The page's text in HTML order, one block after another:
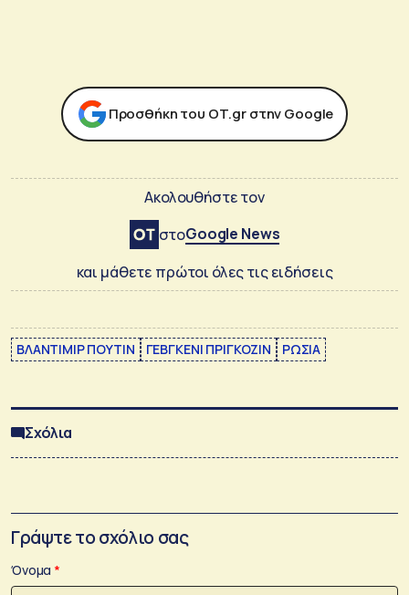
Προσθήκη του ΟΤ.gr στην Google
Ακολουθήστε τον
στοGoogle News
και μάθετε πρώτοι όλες τις ειδήσεις
ΒΛΑΝΤΙΜΙΡ ΠΟΥΤΙΝ ΓΕΒΓΚΕΝΙ ΠΡΙΓΚΟΖΙΝ ΡΩΣΙΑ
Σχόλια
Γράψτε το σχόλιο σας
Όνομα